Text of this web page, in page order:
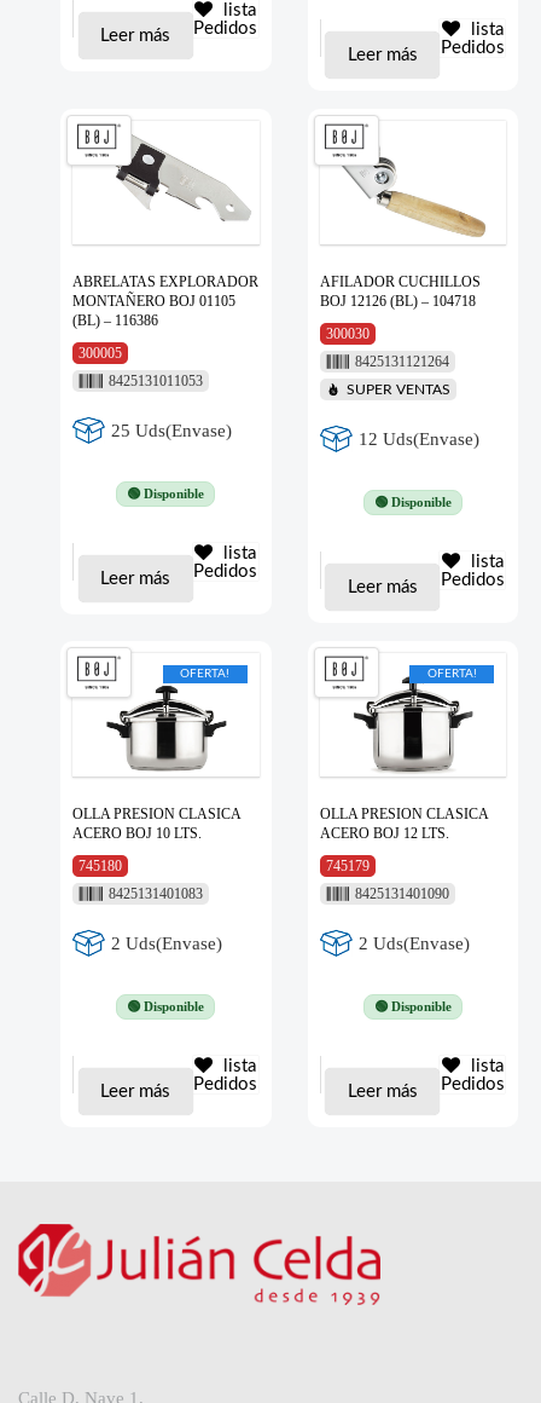
Leer más
lista
Pedidos
Leer más
lista
Pedidos
ABRELATAS EXPLORADOR
MONTAÑERO BOJ 01105
(BL) – 116386
300005
8425131011053
25 Uds(Envase)
🟢 Disponible
Leer más
lista
Pedidos
AFILADOR CUCHILLOS
BOJ 12126 (BL) – 104718
300030
8425131121264
SUPER VENTAS
12 Uds(Envase)
🟢 Disponible
Leer más
lista
Pedidos
OFERTA!
OLLA PRESION CLASICA
ACERO BOJ 10 LTS.
745180
8425131401083
2 Uds(Envase)
🟢 Disponible
Leer más
lista
Pedidos
OFERTA!
OLLA PRESION CLASICA
ACERO BOJ 12 LTS.
745179
8425131401090
2 Uds(Envase)
🟢 Disponible
Leer más
lista
Pedidos
Calle D, Nave 1,